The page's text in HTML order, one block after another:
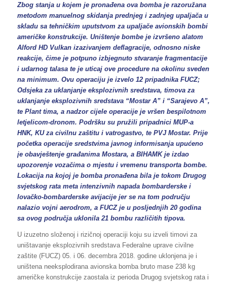
Zbog stanja u kojem je pronađena ova bomba je razoružana
metodom manuelnog skidanja prednjeg i zadnjeg upaljača u
skladu sa tehničkim uputstvom za upaljače avionskih bombi
američke konstrukcije. Uništenje bombe je izvršeno alatom
Alford HD Vulkan izazivanjem deflagracije, odnosno niske
reakcije, čime je potpuno izbjegnuto stvaranje fragmentacije
i udarnog talasa te je uticaj ove procedure na okolinu sveden
na minimum. Ovu operaciju je izvelo 12 pripadnika FUCZ;
Odsjeka za uklanjanje eksplozivnih sredstava, timova za
uklanjanje eksplozivnih sredstava “Mostar A” i “Sarajevo A”,
te Plant tima, a nadzor cijele operacije je vršen bespilotnom
letjelicom-dronom. Podršku su pružili pripadnici MUP-a
HNK, KU za civilnu zaštitu i vatrogastvo, te PVJ Mostar. Prije
početka operacije sredstvima javnog informisanja upućeno
je obavještenje građanima Mostara, a BIHAMK je izdao
upozorenje vozačima o mjestu i vremenu transporta bombe.
Lokacija na kojoj je bomba pronađena bila je tokom Drugog
svjetskog rata meta intenzivnih napada bombarderske i
lovačko-bombarderske avijacije jer se na tom području
nalazio vojni aerodrom, a FUCZ je u posljednjih 20 godina
sa ovog područja uklonila 21 bombu različitih tipova.
U izuzetno složenoj i rizičnoj operaciji koju su izveli timovi za
uništavanje eksplozivnih sredstava Federalne uprave civilne
zaštite (FUCZ) 05. i 06. decembra 2018. godine uklonjena je i
uništena neeksplodirana avionska bomba bruto mase 238 kg
američke konstrukcije zaostala iz perioda Drugog svjetskog rata i